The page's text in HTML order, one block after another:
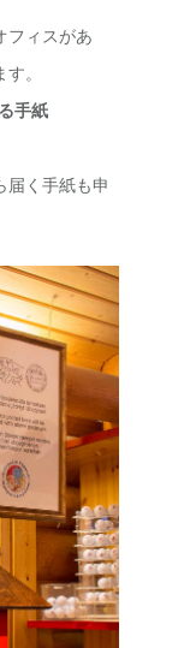
フィスがあ
。
手紙
届く手紙も申